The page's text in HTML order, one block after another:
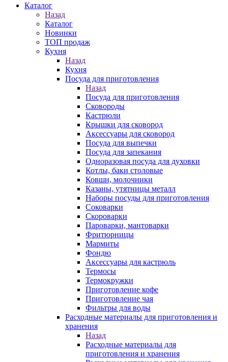
Каталог
Назад
Каталог
Новинки
ТОП продаж
Кухня
Назад
Кухня
Посуда для приготовления
Назад
Посуда для приготовления
Сковороды
Кастрюли
Крышки для сковород
Аксессуары для сковород
Посуда для выпечки
Посуда для запекания
Одноразовая посуда для духовки
Котлы, баки столовые
Ковши, молочники
Казаны, утятницы металл
Наборы посуды для приготовления
Соковарки
Скороварки
Пароварки, мантоварки
Фритюрницы
Мармиты
Фондю
Аксессуары для кастрюль
Термосы
Термокружки
Приготовление кофе
Приготовление чая
Фильтры для воды
Расходные материалы для приготовления и
хранения
Назад
Расходные материалы для
приготовления и хранения